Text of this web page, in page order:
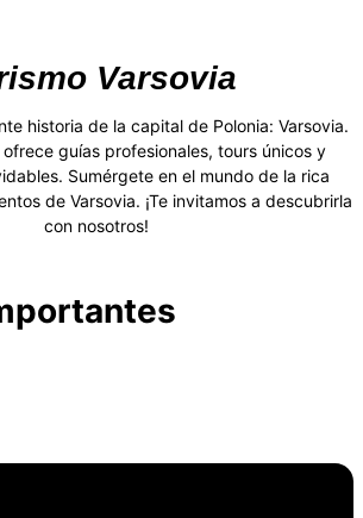
Varsovia
historia de la capital de Polonia: Varsovia.
ofrece guías profesionales, tours únicos y
Sumérgete en el mundo de la rica
de Varsovia. ¡Te invitamos a descubrirla
con nosotros!